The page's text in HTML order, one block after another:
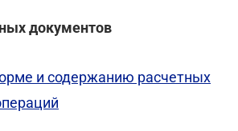
документов
и содержанию расчетных